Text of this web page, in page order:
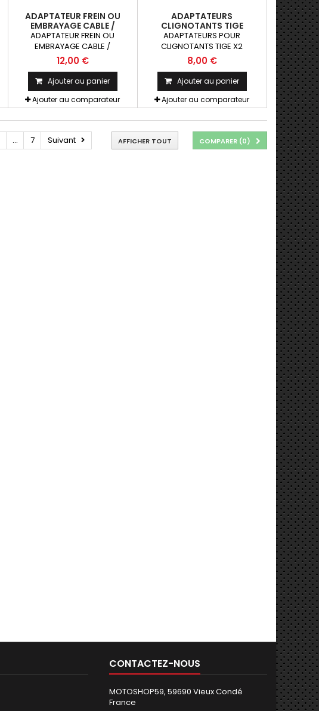
ADAPTATEUR FREIN OU
EMBRAYAGE CABLE /
HYDRAULIQUE POUR LEVIERS
ALU RACING COMP. PAZZO
TITAX CHAFT PUIG RIZOMA
X1
ADAPTATEUR FREIN OU
EMBRAYAGE CABLE /
HYDRAULIQUE POUR LEVIERS
ALU RACING COMPATIBLE
PAZZO TITAX CHAFT PUIG
RIZOMA 1 pièce
12,00 €
Ajouter au panier
Ajouter au comparateur
ADAPTATEURS
CLIGNOTANTS TIGE
KAWASAKI X2
ADAPTATEURS POUR
CLIGNOTANTS TIGE X2
8,00 €
Ajouter au panier
Ajouter au comparateur
COMPARER (0)
... 7 Suivant AFFICHER TOUT
CONTACTEZ-NOUS
MOTOSHOP59, 59690 Vieux Condé
France